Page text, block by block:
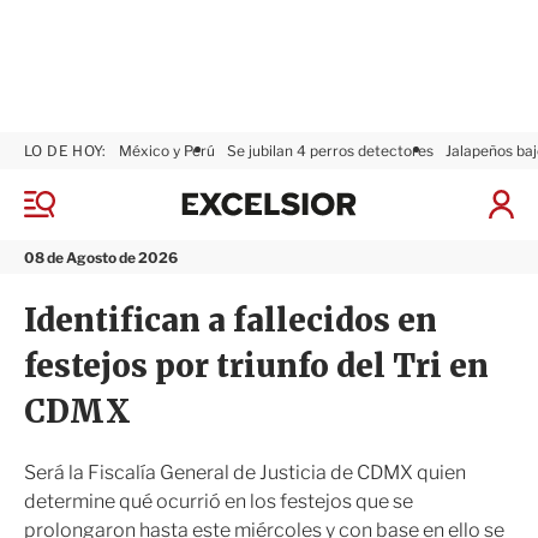
M
n
08 de Agosto de 2026
LO DE HOY: México y Perú Se jubilan 4 perros detectores Jalapeños
I
x
i
r
Identifican a fallecidos en
festejos por triunfo del Tri en
CDMX
Será la Fiscalía General de Justicia de CDMX quien
determine qué ocurrió en los festejos que se
prolongaron hasta este miércoles y con base en ello se